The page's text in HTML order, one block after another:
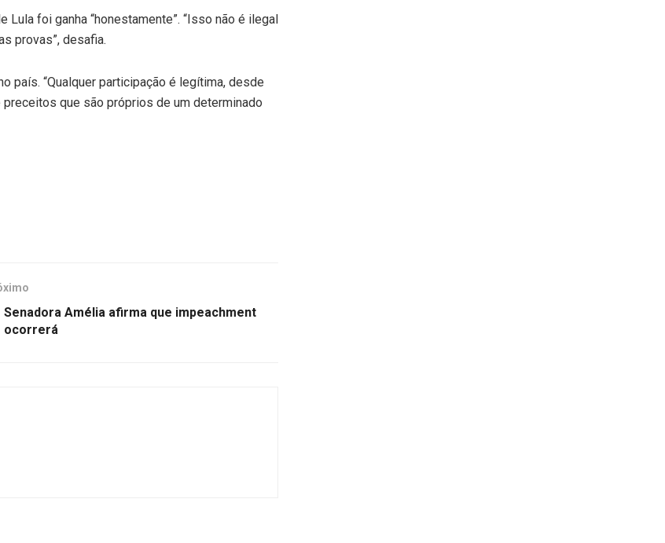
foi ganha “honestamente”. “Isso não é ilegal
provas”, desafia.
país. “Qualquer participação é legítima, desde
que são próprios de um determinado
Senadora Amélia afirma que impeachment
ocorrerá